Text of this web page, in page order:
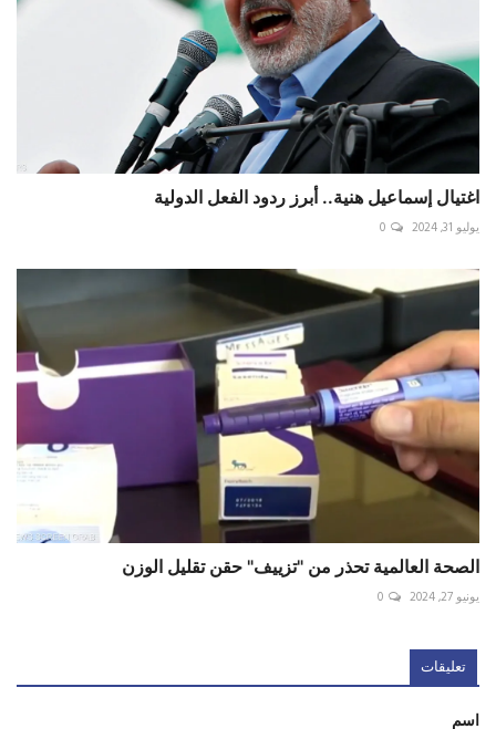
اغتيال إسماعيل هنية.. أبرز ردود الفعل الدولية
يوليو 31, 2024 0
الصحة العالمية تحذر من "تزييف" حقن تقليل الوزن
يونيو 27, 2024 0
تعليقات
اسم